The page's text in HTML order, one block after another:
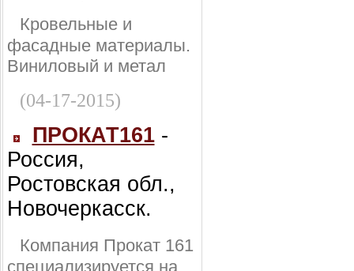
Кровельные и
фасадные материалы.
Виниловый и метал
(04-17-2015)
ПРОКАТ161-
Россия,
Ростовская обл.,
Новочеркасск.
Компания Прокат 161
специализируется на